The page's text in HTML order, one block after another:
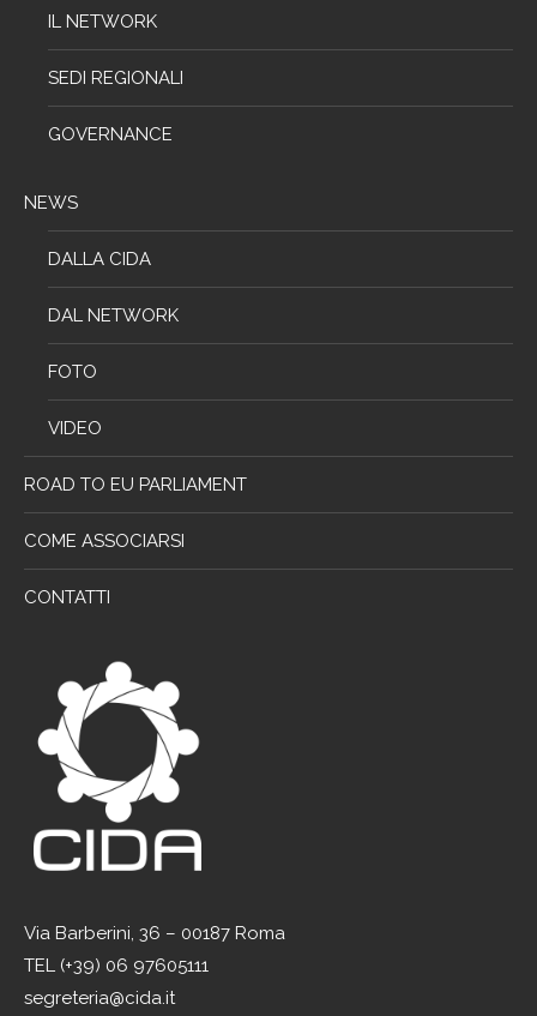
IL NETWORK
SEDI REGIONALI
GOVERNANCE
NEWS
DALLA CIDA
DAL NETWORK
FOTO
VIDEO
ROAD TO EU PARLIAMENT
COME ASSOCIARSI
CONTATTI
Via Barberini, 36 – 00187 Roma
TEL (+39) 06 97605111
segreteria@cida.it